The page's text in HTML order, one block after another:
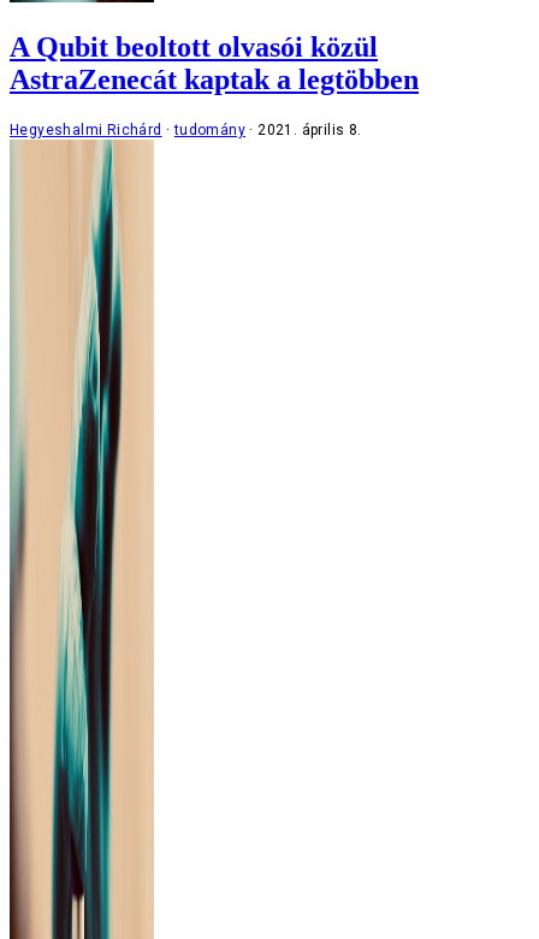
A Qubit beoltott olvasói közül
AstraZenecát kaptak a legtöbben
Hegyeshalmi Richárd tudomány 2021. április 8.